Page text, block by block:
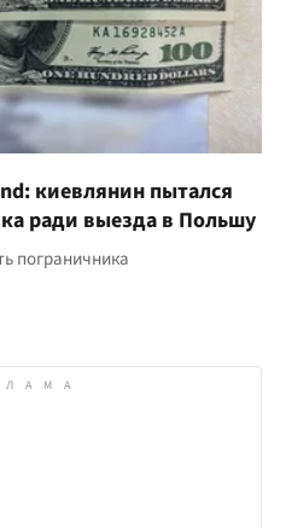
киевлянин пытался
ради выезда в Польшу
пограничника